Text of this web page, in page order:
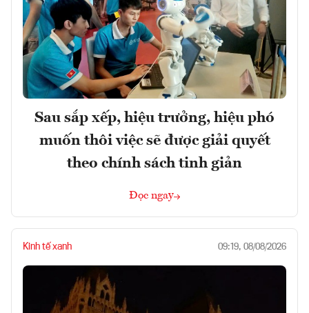
Sau sắp xếp, hiệu trưởng, hiệu phó
muốn thôi việc sẽ được giải quyết
theo chính sách tinh giản
Đọc ngay
Kinh tế xanh 09:19, 08/08/2026